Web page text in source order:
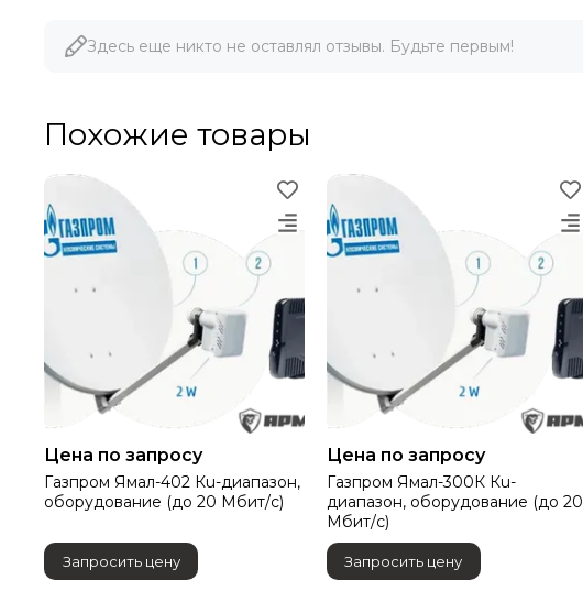
Здесь еще никто не оставлял отзывы. Будьте первым!
Похожие товары
Цена по запросу
Газпром Ямал-402 Кu-диапазон,
оборудование (до 20 Мбит/с)
Запросить цену
Цена по запросу
Газпром Ямал-300К Кu-
диапазон, оборудование (до 20
Мбит/с)
Запросить цену